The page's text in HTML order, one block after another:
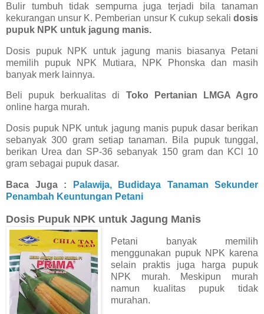
Bulir tumbuh tidak sempurna juga terjadi bila tanaman
kekurangan unsur K. Pemberian unsur K cukup sekali dosis
pupuk NPK untuk jagung manis.
Dosis pupuk NPK untuk jagung manis biasanya Petani
memilih pupuk NPK Mutiara, NPK Phonska dan masih
banyak merk lainnya.
Beli pupuk berkualitas di Toko Pertanian LMGA Agro
online harga murah.
Dosis pupuk NPK untuk jagung manis pupuk dasar berikan
sebanyak 300 gram setiap tanaman. Bila pupuk tunggal,
berikan Urea dan SP-36 sebanyak 150 gram dan KCl 10
gram sebagai pupuk dasar.
Baca Juga :
Palawija, Budidaya Tanaman Sekunder
Penambah Keuntungan Petani
Dosis Pupuk NPK untuk Jagung Manis
Petani banyak memilih
menggunakan pupuk NPK karena
selain praktis juga harga pupuk
NPK murah. Meskipun murah
namun kualitas pupuk tidak
murahan.